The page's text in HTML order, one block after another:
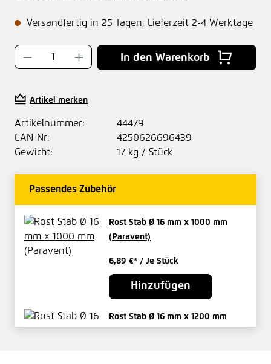
Versandfertig in 25 Tagen, Lieferzeit 2-4 Werktage
Produkt Anzahl: Gib den gewünschten
In den Warenkorb
Artikel merken
Artikelnummer:
44479
EAN-Nr:
4250626696439
Gewicht:
17 kg / Stück
Passendes Zubehör
Rost Stab Ø 16 mm x 1000 mm
(Paravent)
6,89 €* / Je Stück
Hinzufügen
Rost Stab Ø 16 mm x 1200 mm